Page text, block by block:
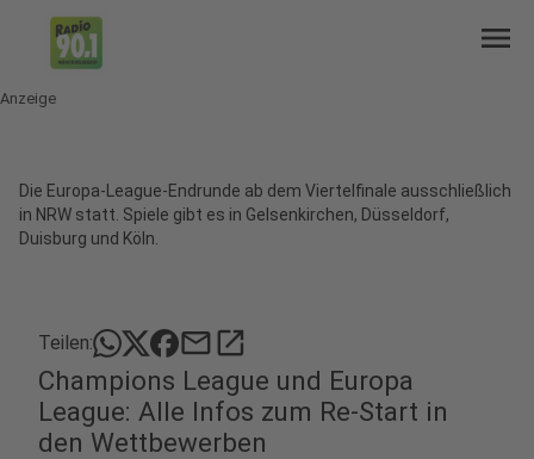
menu
Anzeige
Die Europa-League-Endrunde ab dem Viertelfinale ausschließlich
in NRW statt. Spiele gibt es in Gelsenkirchen, Düsseldorf,
Duisburg und Köln.
Teilen: mailopen_in_new
Champions League und Europa
League: Alle Infos zum Re-Start in
den Wettbewerben